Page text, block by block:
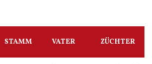
STAMM VATER ZÜCHTER